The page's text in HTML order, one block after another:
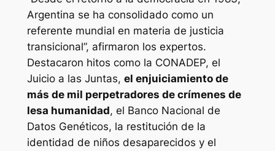
Argentina se ha consolidado como un
referente mundial en materia de justicia
transicional”, afirmaron los expertos.
Destacaron hitos como la CONADEP, el
Juicio a las Juntas, el enjuiciamiento de
más de mil perpetradores de crímenes de
lesa humanidad, el Banco Nacional de
Datos Genéticos, la restitución de la
identidad de niños desaparecidos y el